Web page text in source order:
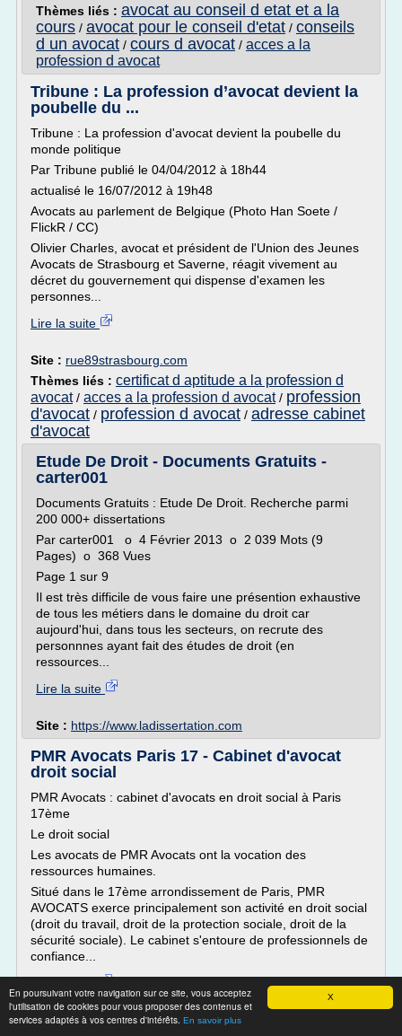
X
En poursuivant votre navigation sur ce site, vous acceptez
l'utilisation de cookies pour vous proposer des contenus et
services adaptés à vos centres d'intérêts. En savoir plus
Thèmes liés : avocat au conseil d etat et a la
cours / avocat pour le conseil d'etat / conseils
d un avocat / cours d avocat / acces a la
profession d avocat
Tribune : La profession d’avocat devient la
poubelle du ...
Tribune : La profession d'avocat devient la poubelle du
monde politique
Par Tribune publié le 04/04/2012 à 18h44
actualisé le 16/07/2012 à 19h48
Avocats au parlement de Belgique (Photo Han Soete /
FlickR / CC)
Olivier Charles, avocat et président de l'Union des Jeunes
Avocats de Strasbourg et Saverne, réagit vivement au
décret du gouvernement qui dispense d'examen les
personnes...
Lire la suite
Site : rue89strasbourg.com
Thèmes liés : certificat d aptitude a la profession d
avocat/ acces a la profession d avocat/ profession
d'avocat / profession d avocat / adresse cabinet
d'avocat
Etude De Droit - Documents Gratuits -
carter001
Documents Gratuits : Etude De Droit. Recherche parmi
200 000+ dissertations
Par carter001 o 4 Février 2013 o 2 039 Mots (9
Pages) o 368 Vues
Page 1 sur 9
Il est très difficile de vous faire une présention exhaustive
de tous les métiers dans le domaine du droit car
aujourd'hui, dans tous les secteurs, on recrute des
personnnes ayant fait des études de droit (en
ressources...
Lire la suite
Site : https://www.ladissertation.com
PMR Avocats Paris 17 - Cabinet d'avocat
droit social
PMR Avocats : cabinet d'avocats en droit social à Paris
17ème
Le droit social
Les avocats de PMR Avocats ont la vocation des
ressources humaines.
Situé dans le 17ème arrondissement de Paris, PMR
AVOCATS exerce principalement son activité en droit social
(droit du travail, droit de la protection sociale, droit de la
sécurité sociale). Le cabinet s'entoure de professionnels de
confiance...
Site :https://www.pmr-avocats.fr